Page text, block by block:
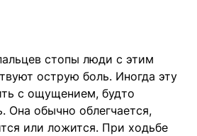
стопы люди с этим
острую боль. Иногда эту
с ощущением, будто
Она обычно облегчается,
или ложится. При ходьбе